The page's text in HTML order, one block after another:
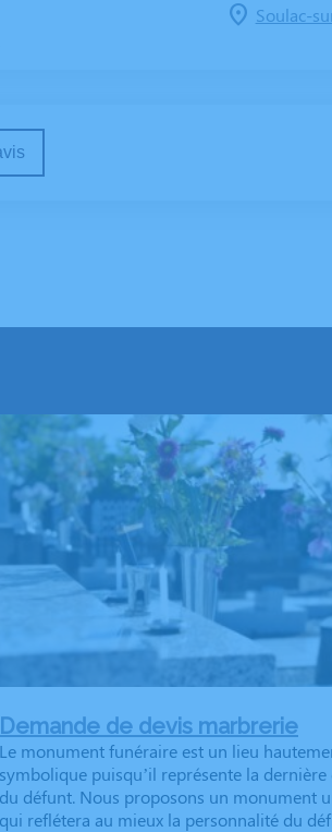
Soulac-
Demande de devis marbrerie
Le monument funéraire est un lieu
symbolique puisqu’il représente la
du défunt. Nous proposons un monument
qui reflétera au mieux la personnalité du